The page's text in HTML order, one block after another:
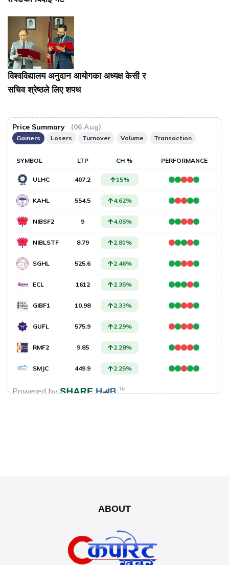
विश्वविद्यालय अनुदान आयोगका अध्यक्ष केसी र
सचिव श्रेष्ठले लिए शपथ
ABOUT